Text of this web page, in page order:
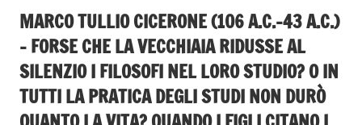
MARCO TULLIO CICERONE (106 A.C.-43 A.C.)
– FORSE CHE LA VECCHIAIA RIDUSSE AL
SILENZIO I FILOSOFI NEL LORO STUDIO? O IN
TUTTI LA PRATICA DEGLI STUDI NON DURÒ